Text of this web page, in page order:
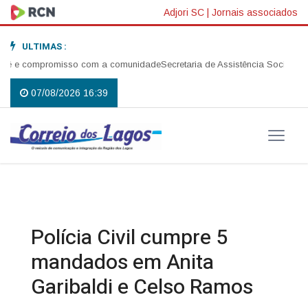
Adjori SC | Jornais associados
ULTIMAS :
com a comunidadeSecretaria de Assistência Social
07/08/2026 16:39
Polícia Civil cumpre 5
mandados em Anita
Garibaldi e Celso Ramos